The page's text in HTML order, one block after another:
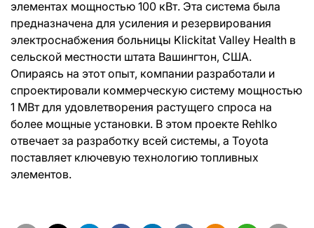
элементах мощностью 100 кВт. Эта система была
предназначена для усиления и резервирования
электроснабжения больницы Klickitat Valley Health в
сельской местности штата Вашингтон, США.
Опираясь на этот опыт, компании разработали и
спроектировали коммерческую систему мощностью
1 МВт для удовлетворения растущего спроса на
более мощные установки. В этом проекте Rehlko
отвечает за разработку всей системы, а Toyota
поставляет ключевую технологию топливных
элементов.